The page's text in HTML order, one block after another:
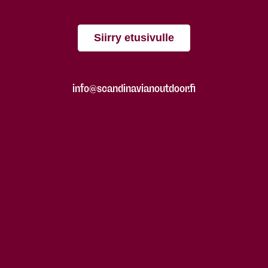
Siirry etusivulle
info@scandinavianoutdoor.fi